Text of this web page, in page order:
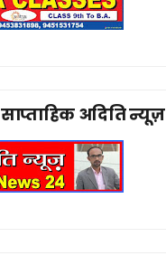
साप्ताहिक अदिति न्यूज़